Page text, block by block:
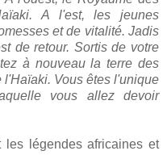
A l'est, les jeunes
et de vitalité. Jadis
de retour. Sortis de votre
à nouveau la terre des
l'Haïaki. Vous êtes l'unique
vous allez devoir
les légendes africaines et